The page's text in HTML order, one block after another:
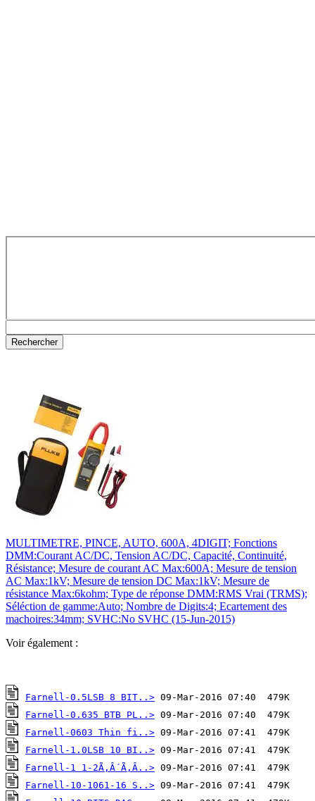
MULTIMETRE, PINCE, AUTO, 600A, 4DIGIT; Fonctions
DMM:Courant AC/DC, Tension AC/DC, Capacité, Continuité,
Résistance; Mesure de courant AC Max:600A; Mesure de tension
AC Max:1kV; Mesure de tension DC Max:1kV; Mesure de
résistance Max:6kohm; Type de réponse DMM:RMS Vrai (TRMS);
Séléction de gamme:Auto; Nombre de Digits:4; Ecartement des
machoires:34mm; SVHC:No SVHC (15-Jun-2015)
Voir également :
Farnell-0.5LSB 8 BIT..>
Farnell-0.635 BTB PL..>
Farnell-0603 Thin fi..>
Farnell-1.0LSB 10 BI..>
Farnell-1 1-2Ã‚Â´Ã‚Â..>
Farnell-10-1061-16 S..>